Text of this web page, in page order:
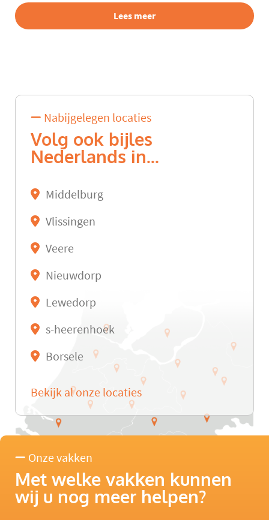
Lees meer
Nabijgelegen locaties
Volg ook bijles
Nederlands in...
Middelburg
Vlissingen
Veere
Nieuwdorp
Lewedorp
s-heerenhoek
Borsele
Bekijk al onze locaties
Onze vakken
Met welke vakken kunnen
wij u nog meer helpen?